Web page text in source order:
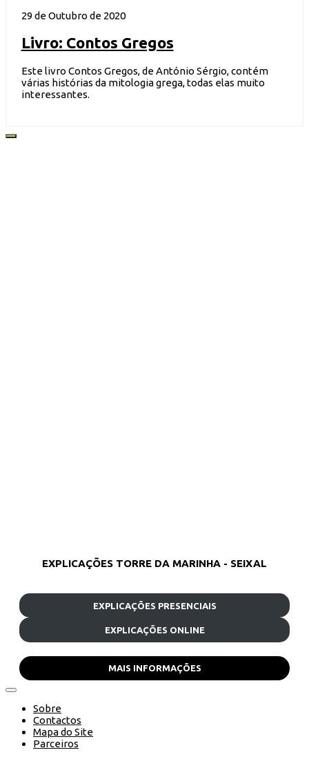
29 de Outubro de 2020
Livro: Contos Gregos
Este livro Contos Gregos, de António Sérgio, contém
várias histórias da mitologia grega, todas elas muito
interessantes.
EXPLICAÇÕES TORRE DA MARINHA - SEIXAL
EXPLICAÇÕES PRESENCIAIS
EXPLICAÇÕES ONLINE
MAIS INFORMAÇÕES
Sobre
Contactos
Mapa do Site
Parceiros